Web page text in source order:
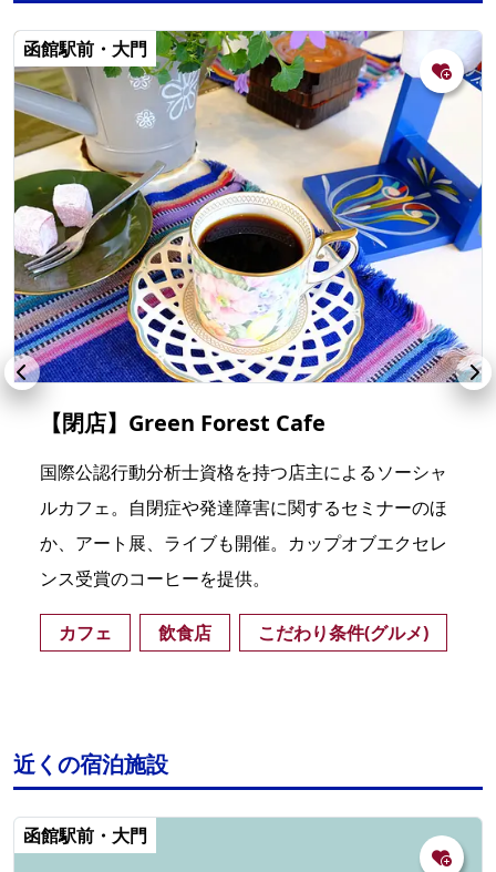
函館駅前・大門
【閉店】Green Forest Cafe
国際公認行動分析士資格を持つ店主によるソーシャ
ルカフェ。自閉症や発達障害に関するセミナーのほ
か、アート展、ライブも開催。カップオブエクセレ
ンス受賞のコーヒーを提供。
カフェ 飲食店 こだわり条件(グルメ)
近くの宿泊施設
函館駅前・大門